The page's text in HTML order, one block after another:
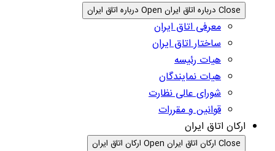
Close درباره اتاق ایران Open درباره اتاق ایران
معرفی اتاق ایران
ساختار اتاق ایران
هیات رئیسه
هیات نمایندگان
شورای عالی نظارت
قوانین و مقررات
ارکان اتاق ایران
Close ارکان اتاق ایران Open ارکان اتاق ایران